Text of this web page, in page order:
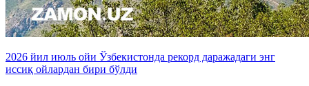
2026 йил июль ойи Ўзбекистонда рекорд даражадаги энг
иссиқ ойлардан бири бўлди